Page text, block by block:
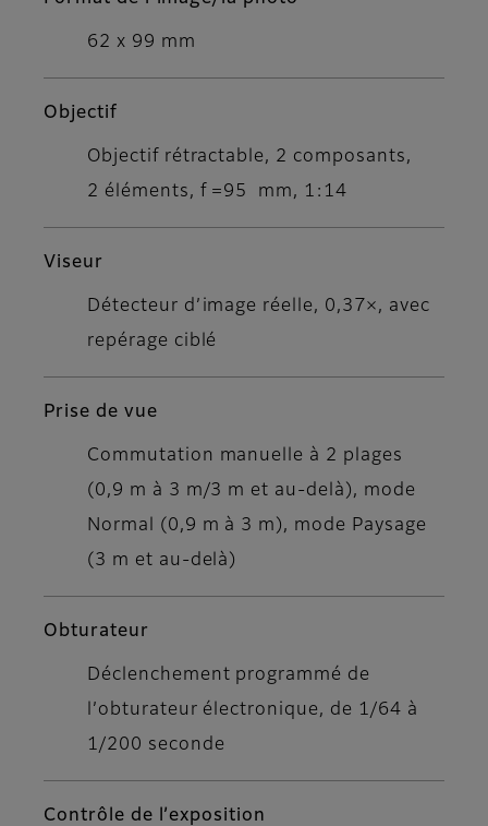
62 x 99 mm
Objectif
Objectif rétractable, 2 composants,
2 éléments, f =95 mm, 1:14
Viseur
Détecteur d’image réelle, 0,37×, avec
repérage ciblé
Prise de vue
Commutation manuelle à 2 plages
(0,9 m à 3 m/3 m et au-delà), mode
Normal (0,9 m à 3 m), mode Paysage
(3 m et au-delà)
Obturateur
Déclenchement programmé de
l’obturateur électronique, de 1/64 à
1/200 seconde
Contrôle de l’exposition